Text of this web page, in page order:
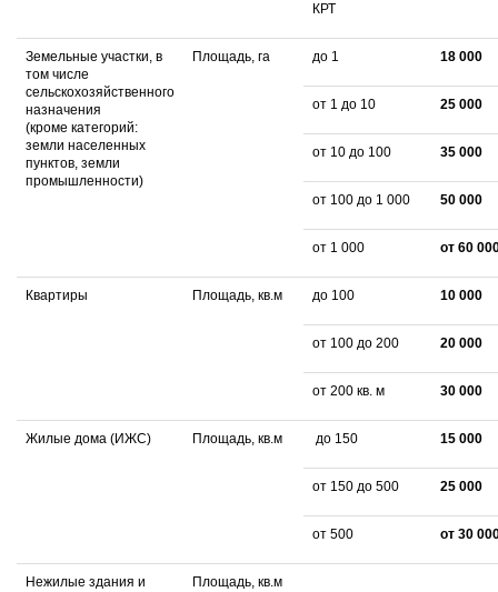
КРТ
Земельные участки, в
том числе
сельскохозяйственного
назначения
(кроме категорий:
земли населенных
пунктов, земли
промышленности)
Площадь, га до 1 18 000
от 1 до 10 25 000
от 10 до 100 35 000
от 100 до 1 000 50 000
от 1 000 от 60
Квартиры Площадь, кв.м до 100 10 000
от 100 до 200 20 000
от 200 кв. м 30 000
Жилые дома (ИЖС) Площадь, кв.м до 150 15 000
от 150 до 500 25 000
от 500 от 30
Нежилые здания и
Площадь, кв.м